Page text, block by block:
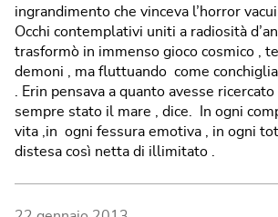
ingrandimento che vinceva l’horror vacui
Occhi contemplativi uniti a radiosità
trasformò in immenso gioco cosmico ,
demoni , ma fluttuando come
. Erin pensava a quanto avesse
sempre stato il mare , dice. In ogni
vita ,in ogni fessura emotiva , in ogni
distesa così netta di illimitato .